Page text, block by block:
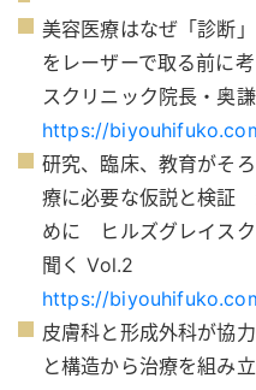
美容医療はなぜ「診断
をレーザーで取る前に
スクリニック院長・奥
https://
研究、臨床、教育がそ
療に必要な仮説と検証
めに ヒルズグレイス
聞く Vol.2
https://
皮膚科と形成外科が協
と構造から治療を組み